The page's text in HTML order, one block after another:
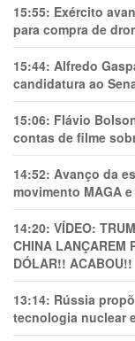
15:55: Exército
para compra de
15:44: Alfredo
candidatura ao
15:06: Flávio
contas de filme
14:52: Avanço da
movimento MAGA
14:20: VÍDEO:
CHINA LANÇAREM
DÓLAR!! ACABOU!!
13:14: Rússia
tecnologia nuclear